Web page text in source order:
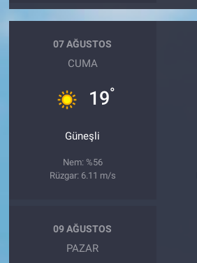
07 AĞUSTOS
CUMA
19°
Güneşli
Nem: %56
Rüzgar: 6.11 m/s
09 AĞUSTOS
PAZAR